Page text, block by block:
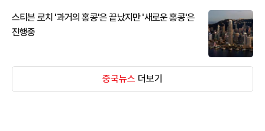
스티븐 로치 '과거의 홍콩'은 끝났지만 '새로운 홍콩'은
진행중
중국뉴스 더보기